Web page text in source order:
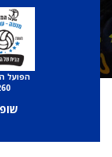
הפועל